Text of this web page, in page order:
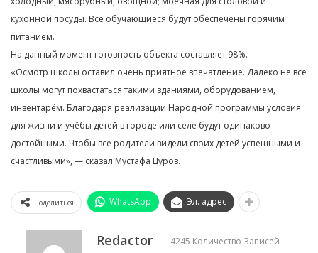
кухонной посуды. Все обучающиеся будут обеспечены горячим
питанием.
На данный момент готовность объекта составляет 98%.
«Осмотр школы оставил очень приятное впечатление. Далеко не все
школы могут похвастаться такими зданиями, оборудованием,
инвентарём. Благодаря реализации Народной программы условия
для жизни и учёбы детей в городе или селе будут одинаково
достойными. Чтобы все родители видели своих детей успешными и
счастливыми», — сказал Мустафа Цуров.
Поделиться WhatsApp Эл. адрес
Redactor
4245 Количество Записей